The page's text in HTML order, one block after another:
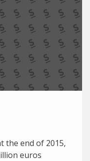
the end of 2015,
euros